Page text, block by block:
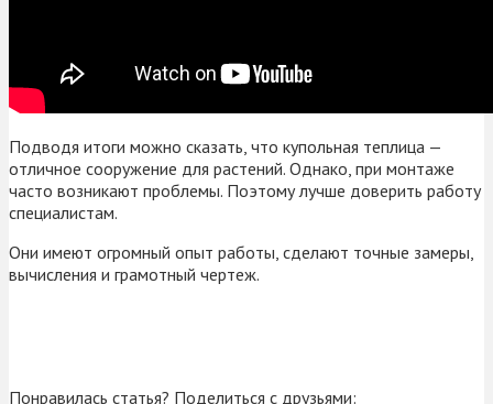
Подводя итоги можно сказать, что купольная теплица —
отличное сооружение для растений. Однако, при монтаже
часто возникают проблемы. Поэтому лучше доверить работу
специалистам.
Они имеют огромный опыт работы, сделают точные замеры,
вычисления и грамотный чертеж.
Понравилась статья? Поделиться с друзьями: